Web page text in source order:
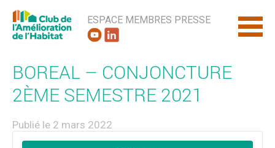
ESPACE MEMBRES PRESSE
BOREAL – CONJONCTURE
2ÈME SEMESTRE 2021
Publié le 2 mars 2022